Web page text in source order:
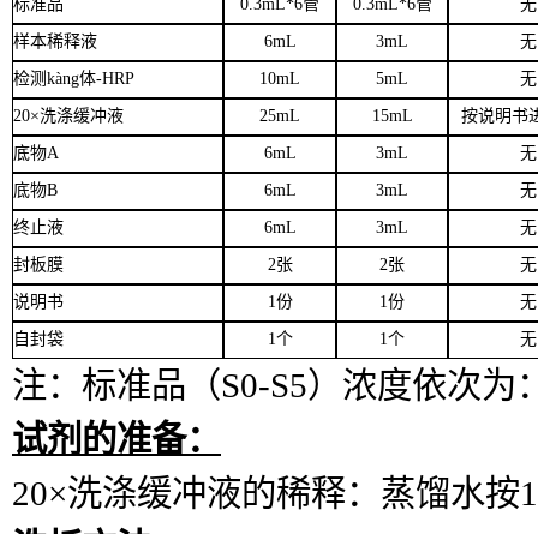
标准品 0.3mL*6管 0.3mL*6管 无
样本稀释液 6mL 3mL 无
检测kàng体-HRP 10mL 5mL 无
20×洗涤缓冲液 25mL 15mL 按说明书
底物A 6mL 3mL 无
底物B 6mL 3mL 无
终止液 6mL 3mL 无
封板膜 2张 2张 无
说明书 1份 1份 无
自封袋 1个 1个 无
注：标准品（S0-S5）浓度依次为
试剂的准备：
20×洗涤缓冲液的稀释：蒸馏水按